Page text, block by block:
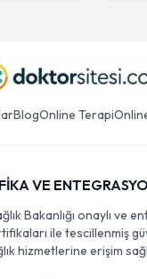
BlogOnline Terapi
VE
Bakanlığı onaylı ve
ile tescillenmiş
hizmetlerine erişim